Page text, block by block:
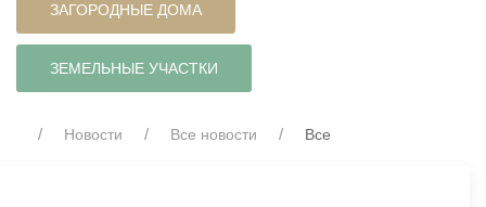
ЗАГОРОДНЫЕ ДОМА
ЗЕМЕЛЬНЫЕ УЧАСТКИ
Новости Все новости Все